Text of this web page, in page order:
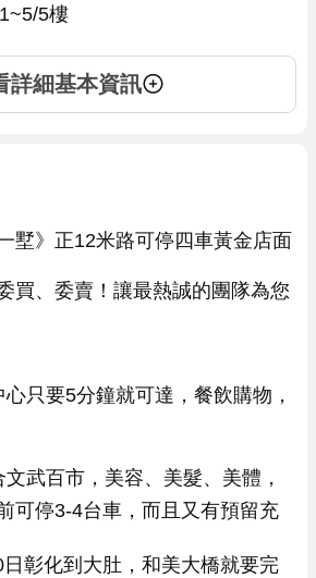
1~5/5樓
詳細基本資訊
墅》正12米路可停四車黃金店面
買、委賣！讓最熱誠的團隊為您
心只要5分鐘就可達，餐飲購物，
文武百市，美容、美髮、美體，
可停3-4台車，而且又有預留充
日彰化到大肚，和美大橋就要完